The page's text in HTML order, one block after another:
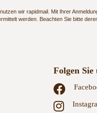
wir rapidmail. Mit Ihrer
werden. Beachten Sie bitte
Folgen Sie